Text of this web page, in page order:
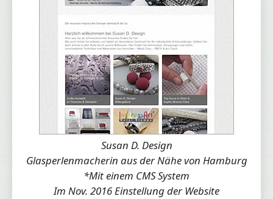
Loading...
Susan D. Design
Glasperlenmacherin aus der Nähe von Hamburg
*Mit einem CMS System
Im Nov. 2016 Einstellung der Website